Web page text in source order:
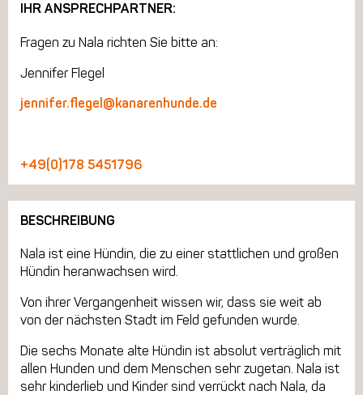
IHR ANSPRECHPARTNER:
Fragen zu Nala richten Sie bitte an:
Jennifer Flegel
jennifer.flegel@kanarenhunde.de
+49(0)178 5451796
BESCHREIBUNG
Nala ist eine Hündin, die zu einer stattlichen und großen
Hündin heranwachsen wird.
Von ihrer Vergangenheit wissen wir, dass sie weit ab
von der nächsten Stadt im Feld gefunden wurde.
Die sechs Monate alte Hündin ist absolut verträglich mit
allen Hunden und dem Menschen sehr zugetan. Nala ist
sehr kinderlieb und Kinder sind verrückt nach Nala, da